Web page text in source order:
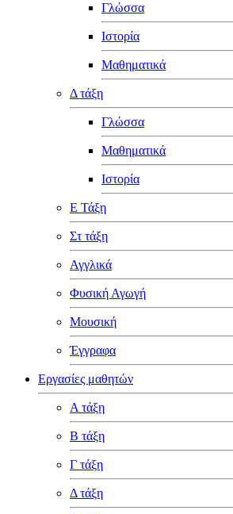
Γλώσσα
Ιστορία
Μαθηματικά
Δ τάξη
Γλώσσα
Μαθηματικά
Ιστορία
Ε Τάξη
Στ τάξη
Αγγλικά
Φυσική Αγωγή
Μουσική
Έγγραφα
Εργασίες μαθητών
Α τάξη
Β τάξη
Γ τάξη
Δ τάξη